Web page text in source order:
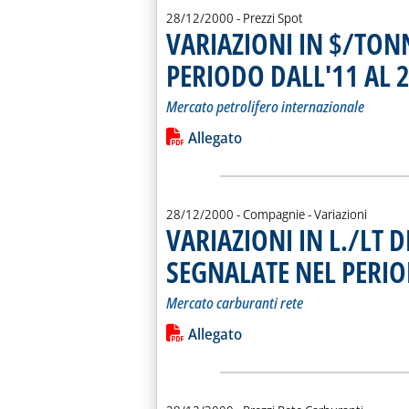
28/12/2000 - Prezzi Spot
VARIAZIONI IN $/
PERIODO DALL'11 AL
Mercato petrolifero internazionale
Leggi tutta la notizia: 'VARIAZIONI IN
Lista allegati PDF alla notizia
Allegato
28/12/2000 - Compagnie - Variazioni
VARIAZIONI IN L./LT
SEGNALATE NEL
Mercato carburanti rete
Leggi tutta la notizia: 'VARIAZIONI IN
Lista allegati PDF alla notizia
Allegato